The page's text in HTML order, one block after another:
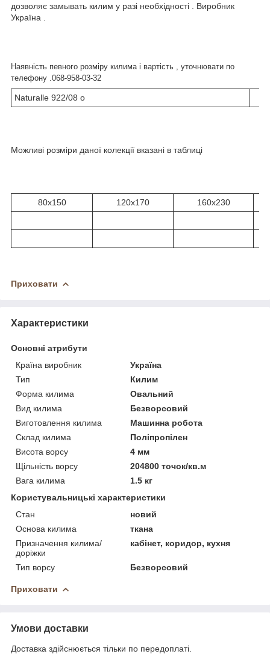
дозволяє замывать килим у разі необхідності . Виробник
Україна .
Наявність певного розміру килима і вартість , уточнювати по
телефону .068-958-03-32
Naturalle 922/08 o
Можливі розміри даної колекції вказані в таблиці
80x150 120x170 160x230
Приховати
Характеристики
Основні атрибути
Країна виробник
Україна
Тип
Килим
Форма килима
Овальний
Вид килима
Безворсовий
Виготовлення килима
Машинна робота
Склад килима
Поліпропілен
Висота ворсу
4 мм
Щільність ворсу
204800 точок/кв.м
Вага килима
1.5 кг
Користувальницькі характеристики
Стан
новий
Основа килима
ткана
Призначення килима/
доріжки
кабінет, коридор, кухня
Тип ворсу Безворсовий
Приховати
Умови доставки
Доставка здійснюється тільки по передоплаті.